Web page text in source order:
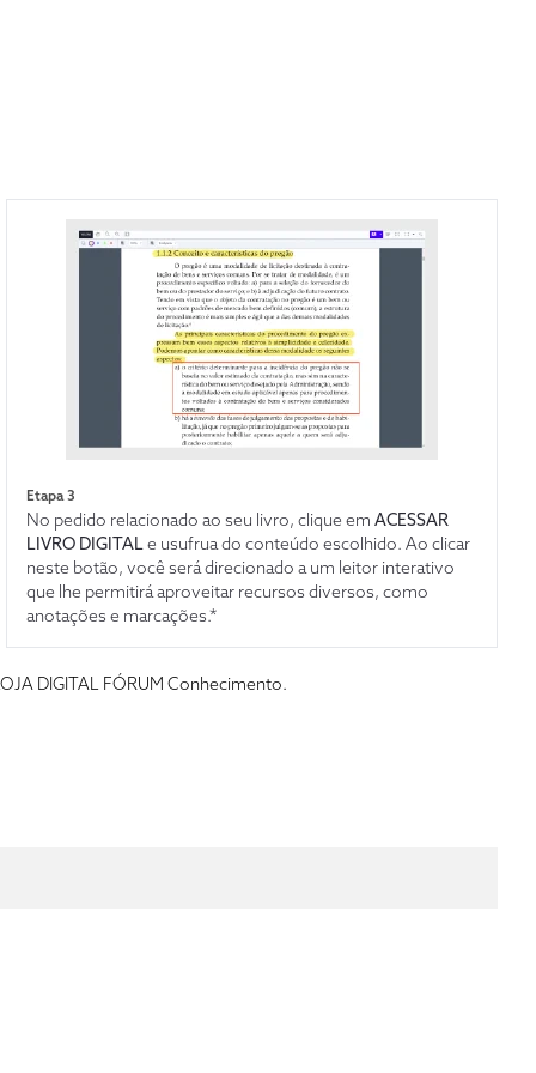
Etapa 3
No pedido relacionado ao seu livro, clique emACESSAR
LIVRO DIGITALe usufrua do conteúdo escolhido. Ao clicar
neste botão, você será direcionado a um leitor interativo
que lhe permitirá aproveitar recursos diversos, como
anotações e marcações.*
DIGITAL FÓRUM Conhecimento.